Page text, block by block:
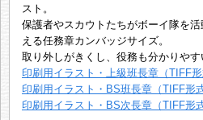
スト。
保護者やスカウトたちがボーイ隊を
える任務章カンバッジサイズ。
取り外しがきくし、役務も分かりやす
印刷用イラスト・上級班長章（TIFF形
印刷用イラスト・BS班長章（TIFF形式
印刷用イラスト・BS次長章（TIFF形式